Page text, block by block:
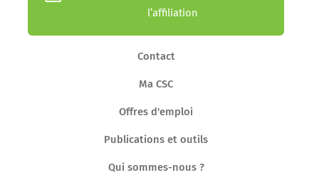
l’affiliation
Contact
Ma CSC
Offres d'emploi
Publications et outils
Qui sommes-nous ?